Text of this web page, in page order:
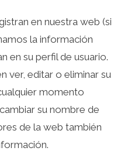
en nuestra web (si
la información
en su perfil de usuario.
ver, editar o eliminar su
momento
su nombre de
de la web también